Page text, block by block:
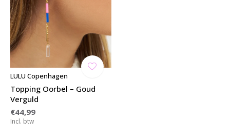
LULU Copenhagen
Topping Oorbel – Goud
Verguld
€44,99
Incl. btw